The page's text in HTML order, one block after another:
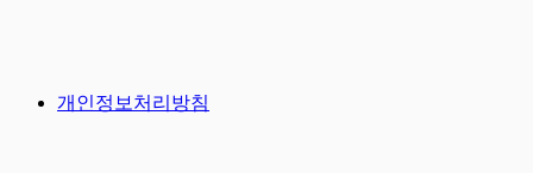
개인정보처리방침